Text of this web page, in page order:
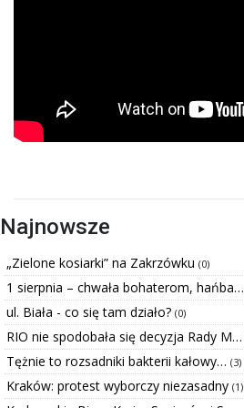
Najnowsze
„Zielone kosiarki” na Zakrzówku (0)
1 sierpnia – chwała bohaterom, hańba…
ul. Biała - co się tam działo? (0)
RIO nie spodobała się decyzja Rady M…
Tężnie to rozsadniki bakterii kałowy… (3)
Kraków: protest wyborczy niezasadny (1)